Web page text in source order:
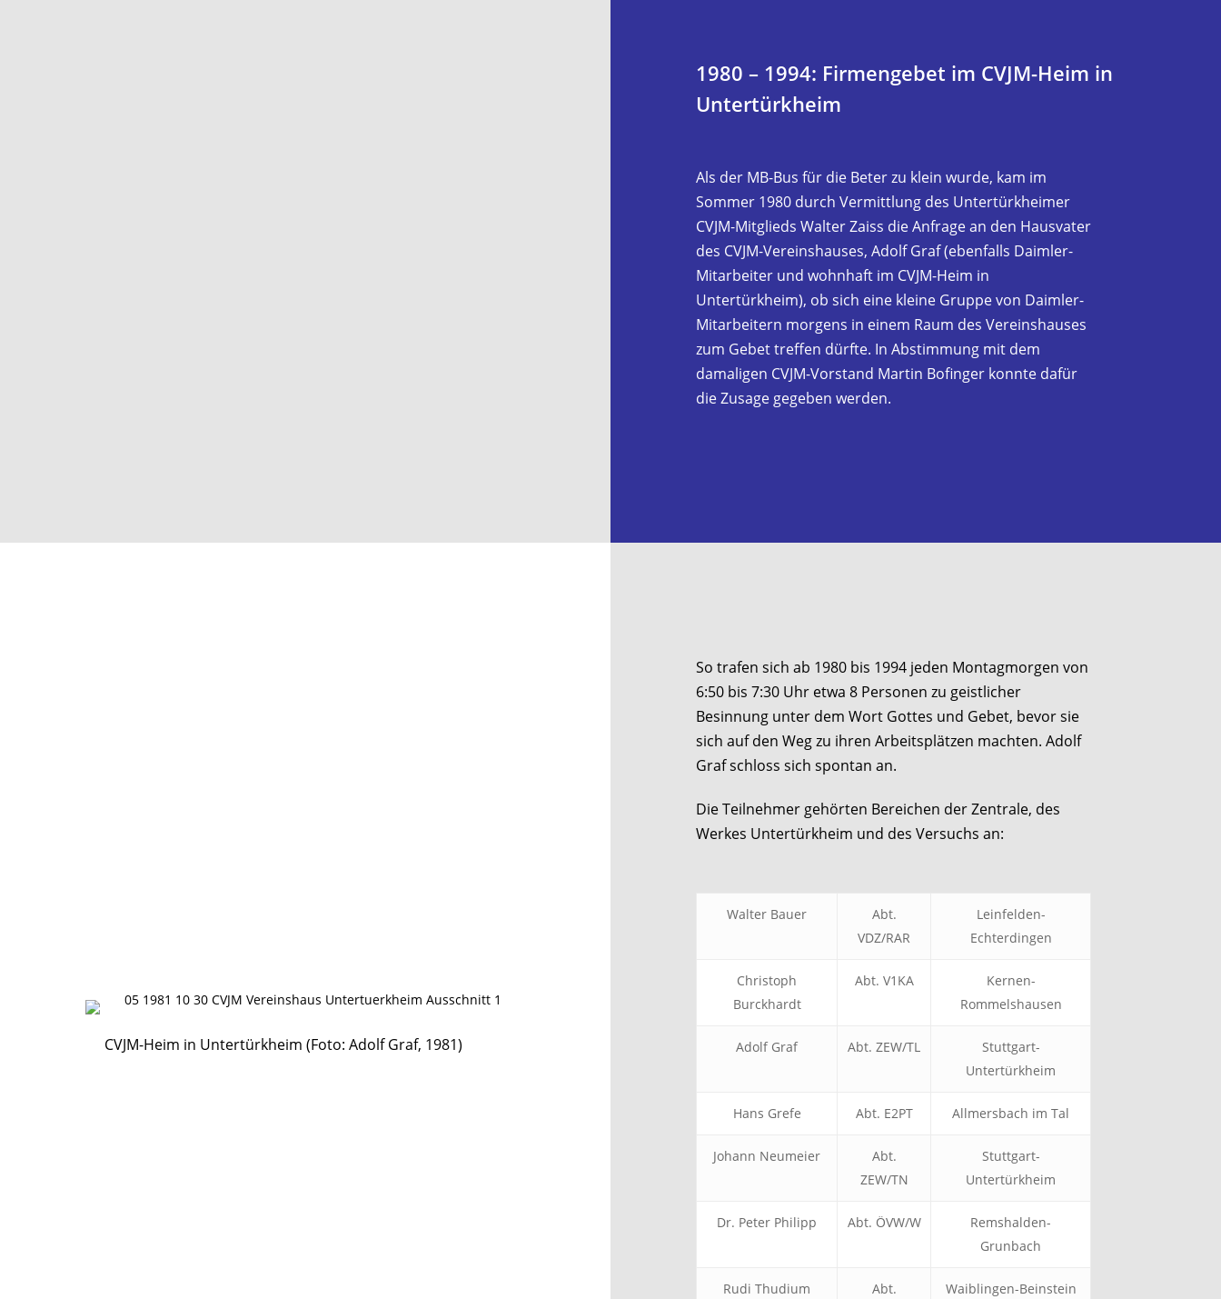
1980 – 1994: Firmengebet im CVJM-Heim in
Untertürkheim
Als der MB-Bus für die Beter zu klein wurde, kam im
Sommer 1980 durch Vermittlung des Untertürkheimer
CVJM-Mitglieds Walter Zaiss die Anfrage an den Hausvater
des CVJM-Vereins­hauses, Adolf Graf (ebenfalls Daimler-
Mitarbeiter und wohnhaft im CVJM-Heim in
Untertürkheim), ob sich eine kleine Gruppe von Daimler-
Mitarbeitern morgens in einem Raum des Vereins­hauses
zum Gebet treffen dürfte. In Abstimmung mit dem
damaligen CVJM-Vorstand Martin Bofinger konnte dafür
die Zusage gegeben werden.
CVJM-Heim in Untertürkheim (Foto: Adolf Graf, 1981)
So trafen sich ab 1980 bis 1994 jeden Montagmorgen von
6:50 bis 7:30 Uhr etwa 8 Personen zu geistlicher
Besinnung unter dem Wort Gottes und Gebet, bevor sie
sich auf den Weg zu ihren Arbeitsplätzen mach­ten. Adolf
Graf schloss sich spontan an.
Die Teilnehmer gehörten Be­reichen der Zentrale, des
Werkes Untertürkheim und des Versuchs an:
Walter Bauer
Abt.
VDZ/RAR
Leinfelden-
Echterdingen
Christoph
Burckhardt
Abt. V1KA
Kernen-
Rommelshausen
Adolf Graf Abt. ZEW/TL
Stuttgart-
Untertürkheim
Hans Grefe Abt. E2PT Allmersbach im Tal
Johann Neumeier
Abt.
ZEW/TN
Stuttgart-
Untertürkheim
Dr. Peter Philipp Abt. ÖVW/W
Remshalden-
Grunbach
Rudi Thudium
Abt.
Waiblingen-Beinstein